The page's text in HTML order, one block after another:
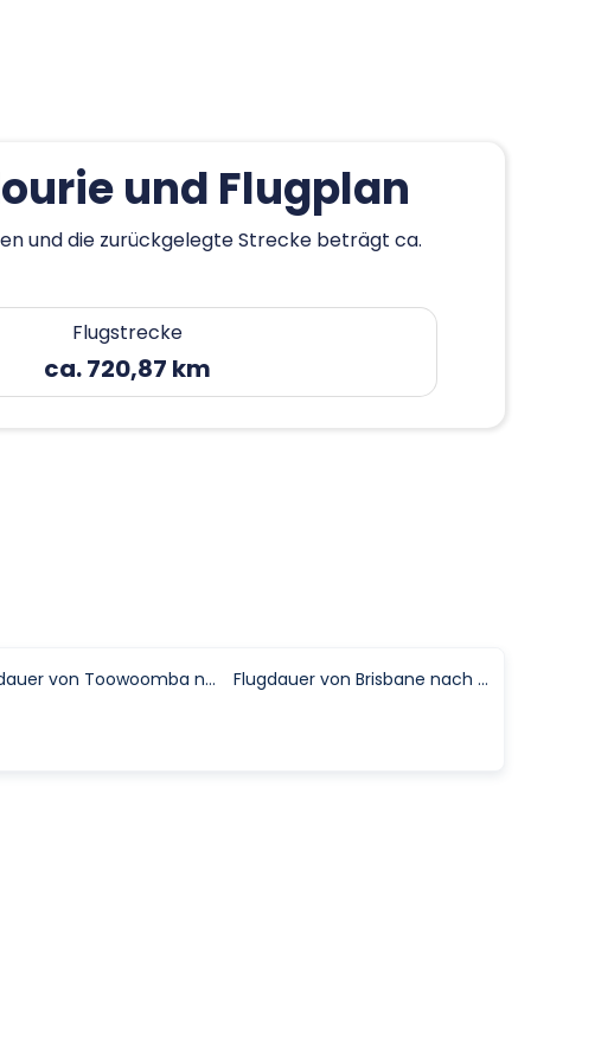
und Flugplan
und die zurückgelegte Strecke beträgt ca.
Flugstrecke
ca. 720,87 km
Flugdauer von Toowoomba nach Bedourie Flugdauer von Brisbane nach Bedourie